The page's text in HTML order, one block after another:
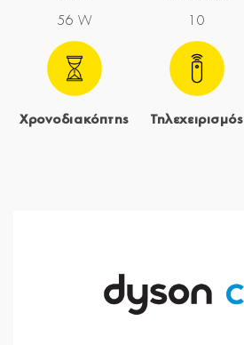
56 W 10
Χρονοδιακόπτης Τηλεχειρισμός